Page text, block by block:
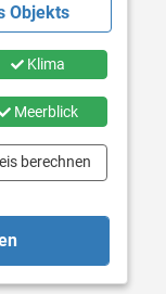
Objekts
Klima
Meerblick
berechnen